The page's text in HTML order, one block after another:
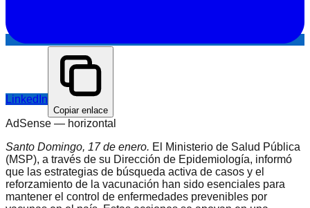
LinkedIn
Copiar enlace
AdSense — horizontal
Santo Domingo, 17 de enero. El Ministerio de Salud Pública
(MSP), a través de su Dirección de Epidemiología, informó
que las estrategias de búsqueda activa de casos y el
reforzamiento de la vacunación han sido esenciales para
mantener el control de enfermedades prevenibles por